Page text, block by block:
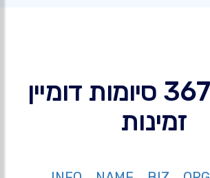
יותר מ 367 סיומות דומיין
זמינות